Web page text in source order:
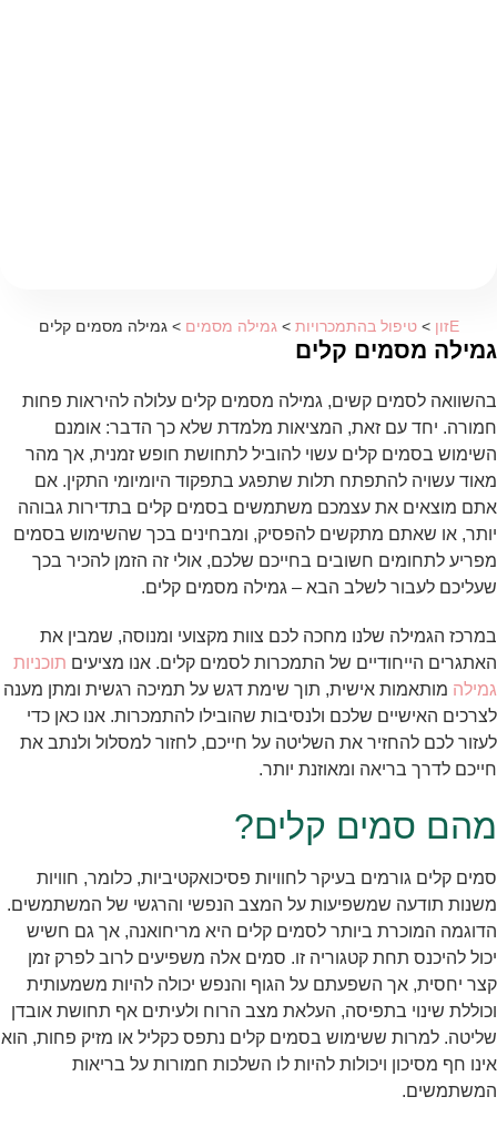
Eזון >טיפול בהתמכרויות >גמילה מסמים >גמילה מסמים קלים
גמילה מסמים קלים
בהשוואה לסמים קשים, גמילה מסמים קלים עלולה להיראות פחות
חמורה. יחד עם זאת, המציאות מלמדת שלא כך הדבר: אומנם
השימוש בסמים קלים עשוי להוביל לתחושת חופש זמנית, אך מהר
מאוד עשויה להתפתח תלות שתפגע בתפקוד היומיומי התקין. אם
אתם מוצאים את עצמכם משתמשים בסמים קלים בתדירות גבוהה
יותר, או שאתם מתקשים להפסיק, ומבחינים בכך שהשימוש בסמים
מפריע לתחומים חשובים בחייכם שלכם, אולי זה הזמן להכיר בכך
שעליכם לעבור לשלב הבא – גמילה מסמים קלים.
במרכז הגמילה שלנו מחכה לכם צוות מקצועי ומנוסה, שמבין את
האתגרים הייחודיים של התמכרות לסמים קלים. אנו מציעים תוכניות
גמילה מותאמות אישית, תוך שימת דגש על תמיכה רגשית ומתן מענה
לצרכים האישיים שלכם ולנסיבות שהובילו להתמכרות. אנו כאן כדי
לעזור לכם להחזיר את השליטה על חייכם, לחזור למסלול ולנתב את
חייכם לדרך בריאה ומאוזנת יותר.
מהם סמים קלים?
סמים קלים גורמים בעיקר לחוויות פסיכואקטיביות, כלומר, חוויות
משנות תודעה שמשפיעות על המצב הנפשי והרגשי של המשתמשים.
הדוגמה המוכרת ביותר לסמים קלים היא מריחואנה, אך גם חשיש
יכול להיכנס תחת קטגוריה זו. סמים אלה משפיעים לרוב לפרק זמן
קצר יחסית, אך השפעתם על הגוף והנפש יכולה להיות משמעותית
וכוללת שינוי בתפיסה, העלאת מצב הרוח ולעיתים אף תחושת אובדן
שליטה. למרות ששימוש בסמים קלים נתפס כקליל או מזיק פחות, הוא
אינו חף מסיכון ויכולות להיות לו השלכות חמורות על בריאות
המשתמשים.